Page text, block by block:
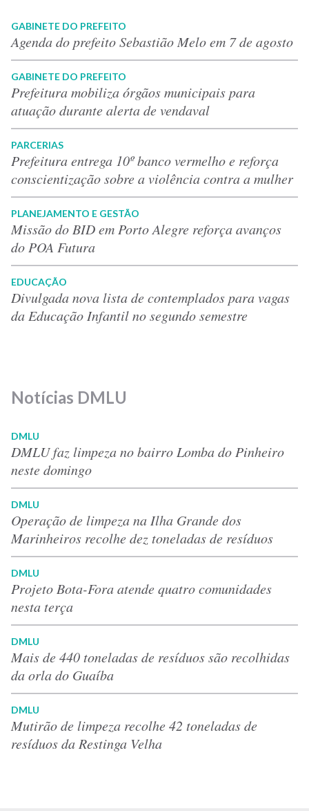
GABINETE DO PREFEITO
Agenda do prefeito Sebastião Melo em 7 de agosto
GABINETE DO PREFEITO
Prefeitura mobiliza órgãos municipais para
atuação durante alerta de vendaval
PARCERIAS
Prefeitura entrega 10º banco vermelho e reforça
conscientização sobre a violência contra a mulher
PLANEJAMENTO E GESTÃO
Missão do BID em Porto Alegre reforça avanços
do POA Futura
EDUCAÇÃO
Divulgada nova lista de contemplados para vagas
da Educação Infantil no segundo semestre
Notícias DMLU
DMLU
DMLU faz limpeza no bairro Lomba do Pinheiro
neste domingo
DMLU
Operação de limpeza na Ilha Grande dos
Marinheiros recolhe dez toneladas de resíduos
DMLU
Projeto Bota-Fora atende quatro comunidades
nesta terça
DMLU
Mais de 440 toneladas de resíduos são recolhidas
da orla do Guaíba
DMLU
Mutirão de limpeza recolhe 42 toneladas de
resíduos da Restinga Velha